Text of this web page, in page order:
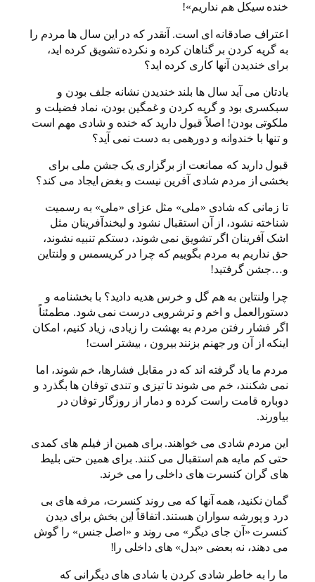
خنده سیکل هم نداریم»!
اعتراف صادقانه ای است. آنقدر که در این سال ها مردم را
به گریه کردن بر گناهان کرده و نکرده تشویق کرده اید،
برای خندیدن آنها کاری کرده اید؟
یادتان می آید سال ها بلند خندیدن نشانه جلف بودن و
سبکسری بود و گریه کردن و غمگین بودن، نماد فضیلت و
ملکوتی بودن! اصلاً قبول دارید که خنده و شادی مهم است
و تنها با خندوانه و دورهمی به دست نمی آید؟
قبول دارید که ممانعت از برگزاری یک جشن ملی برای
بخشی از مردم شادی آفرین نیست و بغض ایجاد می کند؟
تا زمانی که شادی «ملی» مثل عزای «ملی» به رسمیت
شناخته نشود، از آن استقبال نشود و لبخندآفرینان مثل
اشک آفرینان اگر تشویق نمی شوند، دستکم تنبیه نشوند،
حق نداریم به مردم بگوییم که چرا در کریسمس و ولنتاین
و…جشن گرفتید!
چرا ولنتاین به هم گل و خرس هدیه دادید؟ با بخشنامه و
دستورالعمل و اخم و ترشرویی درست نمی شود. مطمئناً
اگر فشار رفتن مردم به بهشت را زیادی، زیاد کنیم، امکان
اینکه از آن ور جهنم بزنند بیرون ، بیشتر است!
مردم ما یاد گرفته اند که در مقابل فشارها، خم شوند، اما
نمی شکنند، خم می شوند تا تیزی و تندی توفان ها بگذرد و
دوباره قامت راست کرده و دمار از روزگار توفان در
بیاورند.
این مردم شادی می خواهند. برای همین از فیلم های کمدی
حتی کم مایه هم استقبال می کنند. برای همین حتی بلیط
های گران کنسرت های داخلی را می خرند.
گمان نکنید، همه آنها که می روند کنسرت، مرفه های بی
درد و پورشه سواران هستند. اتفاقاً این بخش برای دیدن
کنسرت «آن جای دیگر» می روند و «اصل جنس» را گوش
می دهند، نه بعضی «بدل» های داخلی را!
ما را به خاطر شادی کردن با شادی های دیگرانی که